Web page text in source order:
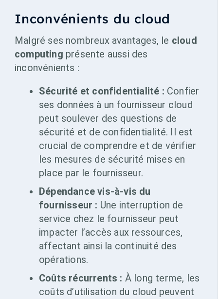
Inconvénients du cloud
Malgré ses nombreux avantages, le cloud
computing présente aussi des
inconvénients :
Sécurité et confidentialité : Confier
ses données à un fournisseur cloud
peut soulever des questions de
sécurité et de confidentialité. Il est
crucial de comprendre et de vérifier
les mesures de sécurité mises en
place par le fournisseur.
Dépendance vis-à-vis du
fournisseur : Une interruption de
service chez le fournisseur peut
impacter l’accès aux ressources,
affectant ainsi la continuité des
opérations.
Coûts récurrents : À long terme, les
coûts d’utilisation du cloud peuvent